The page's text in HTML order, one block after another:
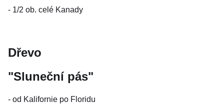
- 1/2 ob. celé Kanady
Dřevo
"Sluneční pás"
- od Kalifornie po Floridu